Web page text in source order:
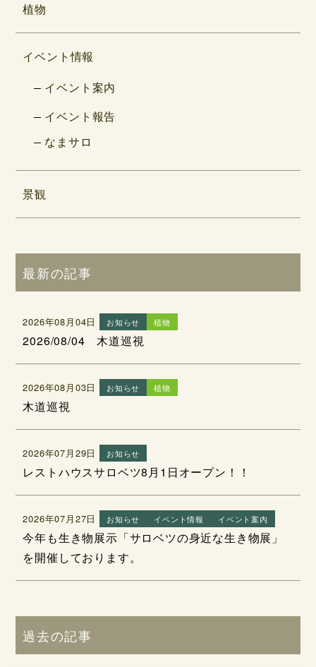
植物
イベント情報
イベント案内
イベント報告
なまサロ
景観
最新の記事
2026年08月04日 お知らせ 植物
2026/08/04 木道巡視
2026年08月03日 お知らせ 植物
木道巡視
2026年07月29日 お知らせ
レストハウスサロベツ8月1日オープン！！
2026年07月27日 お知らせ イベント情報 イベント案内
今年も生き物展示「サロベツの身近な生き物展」
を開催しております。
過去の記事